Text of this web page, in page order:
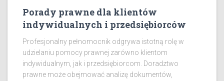
Porady prawne dla klientów
indywidualnych i przedsiębiorców
Profesjonalny pełnomocnik odgrywa istotną rolę w
udzielaniu pomocy prawnej zarówno klientom
indywidualnym, jak i przedsiębiorcom. Doradztwo
prawne może obejmować analizę dokumentów,